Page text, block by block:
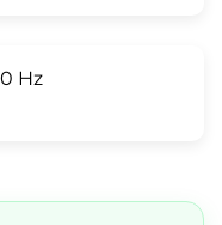
Hz